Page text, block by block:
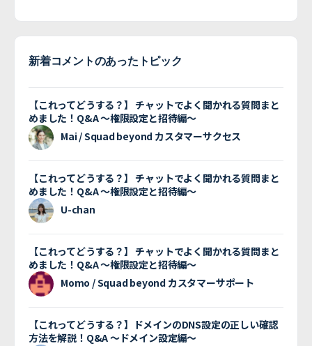
新着コメントのあったトピック
【これってどうする？】 チャットでよく聞かれる質問まと
めました！Q&A 〜権限設定と招待編〜
Mai / Squad beyond カスタマーサクセス
【これってどうする？】 チャットでよく聞かれる質問まと
めました！Q&A 〜権限設定と招待編〜
U-chan
【これってどうする？】 チャットでよく聞かれる質問まと
めました！Q&A 〜権限設定と招待編〜
Momo / Squad beyond カスタマーサポート
【これってどうする？】ドメインのDNS設定の正しい確認
方法を解説！Q&A 〜ドメイン設定編〜